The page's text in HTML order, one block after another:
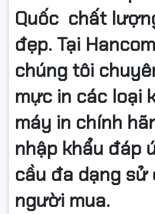
Quốc chất
đẹp. Tại
chúng tôi
mực in các loại
máy in chính
nhập khẩu đáp
cầu đa dạng sử
người mua.